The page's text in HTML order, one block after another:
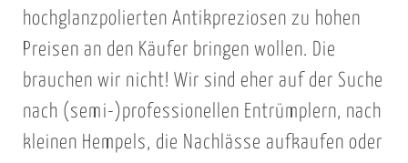
hochglanzpolierten Antikpreziosen zu hohen
Preisen an den Käufer bringen wollen. Die
brauchen wir nicht! Wir sind eher auf der Suche
nach (semi-)professionellen Entrümplern, nach
kleinen Hempels, die Nachlässe aufkaufen oder